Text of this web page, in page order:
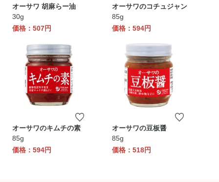
オーサワ 胡麻らー油
30g
価格：507円
オーサワのコチュジャン
85g
価格：594円
オーサワのキムチの素
85g
価格：594円
オーサワの豆板醤
85g
価格：518円